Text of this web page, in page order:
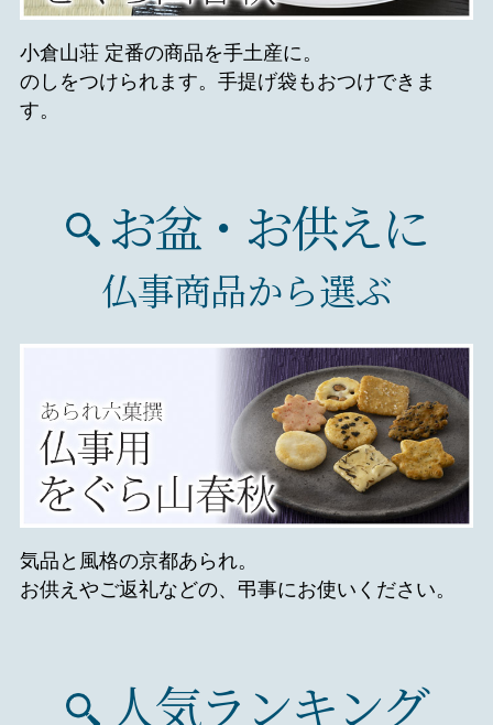
小倉山荘 定番の商品を手土産に。
のしをつけられます。手提げ袋もおつけできま
す。
お盆・お供えに
仏事商品から選ぶ
気品と風格の京都あられ。
お供えやご返礼などの、弔事にお使いください。
人気ランキング